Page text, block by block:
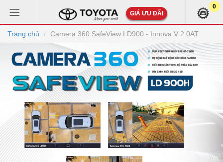
GIÁ ƯU ĐÃI
0
Trang chủ Camera 360 SafeView LD900 - Innova V 2.0AT